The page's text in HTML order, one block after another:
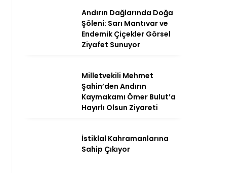
WhatsApp
Andırın Dağlarında Doğa
Şöleni: Sarı Mantıvar ve
Endemik Çiçekler Görsel
Ziyafet Sunuyor
Milletvekili Mehmet
Şahin’den Andırın
Kaymakamı Ömer Bulut’a
Hayırlı Olsun Ziyareti
İstiklal Kahramanlarına
Sahip Çıkıyor